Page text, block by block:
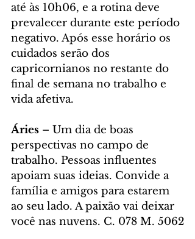
até às 10h06, e a rotina deve
prevalecer durante este período
negativo. Após esse horário os
cuidados serão dos
capricornianos no restante do
final de semana no trabalho e
vida afetiva.
Áries – Um dia de boas
perspectivas no campo de
trabalho. Pessoas influentes
apoiam suas ideias. Convide a
família e amigos para estarem
ao seu lado. A paixão vai deixar
você nas nuvens. C. 078 M. 5062